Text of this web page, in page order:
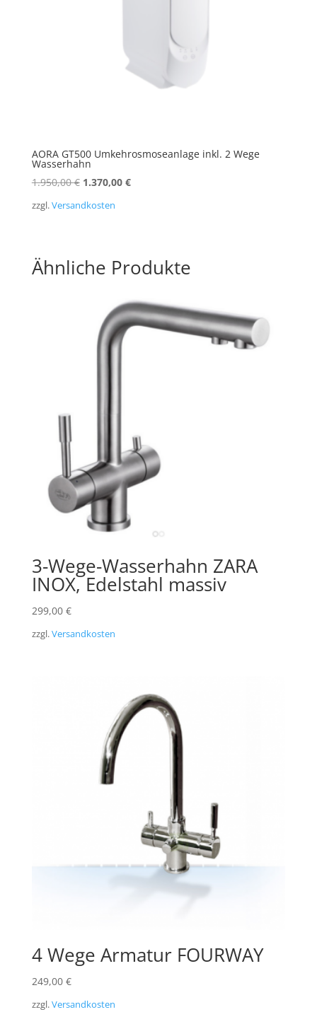
AORA GT500 Umkehrosmoseanlage inkl. 2 Wege
Wasserhahn
1.950,00€ Ursprünglicher
1.370,00 €Aktueller
zzgl.Versandkosten
Ähnliche Produkte
3-Wege-Wasserhahn ZARA
INOX, Edelstahl massiv
299,00 €
zzgl.Versandkosten
4 Wege Armatur FOURWAY
249,00 €
zzgl.Versandkosten